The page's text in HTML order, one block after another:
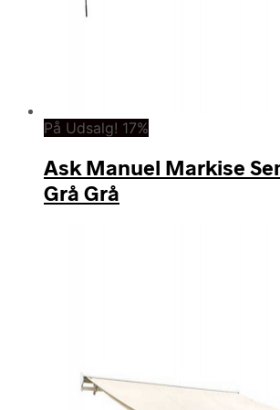
På Udsalg! 17%
Ask Manuel Markise
Grå Grå